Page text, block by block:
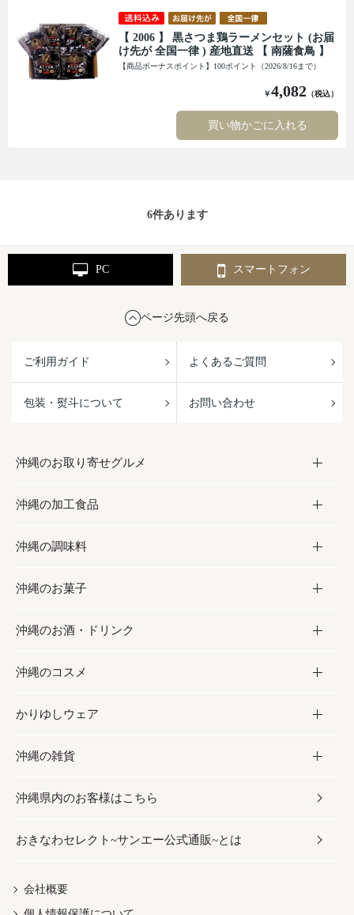
【 2006 】 黒さつま鶏ラーメンセット (お届
け先が 全国一律 ) 産地直送 【 南薩食鳥 】
【商品ボーナスポイント】100ポイント（2026/8/16まで）
￥4,082 （税込）
買い物かごに入れる
6件あります
PC スマートフォン
ページ先頭へ戻る
ご利用ガイド よくあるご質問
包装・熨斗について お問い合わせ
沖縄のお取り寄せグルメ
お取り寄せグルメ
フルーツ・野菜
お肉
海産物
沖縄の加工食品
加工食品
缶詰／パウチ
沖縄料理
沖縄そば／乾麺
レトルト食品
乾物／粉類
沖縄の調味料
調味料
砂糖／黒砂糖
塩
お酢／ドレッシング
しょうゆ
みそ
だし／スパイス／島唐辛子
沖縄のお菓子
お菓子
黒糖
ちんすこう
伝統菓子
スナック
おつまみ
紅芋
沖縄のお酒・ドリンク
お酒・ドリンク
泡盛
ビール・チューハイ
ワイン・ウィスキー・カクテル
ドリンク
茶葉
沖縄のコスメ
コスメ
スキンケア
ボディケア
ヘアケア
UVケア
かりゆしウェア
かりゆしウェア
メンズ
レディース
沖縄の雑貨
雑貨
沖縄ファッション
伝統工芸品
沖縄県内のお客様はこちら
おきなわセレクト~サンエー公式通販~とは
会社概要